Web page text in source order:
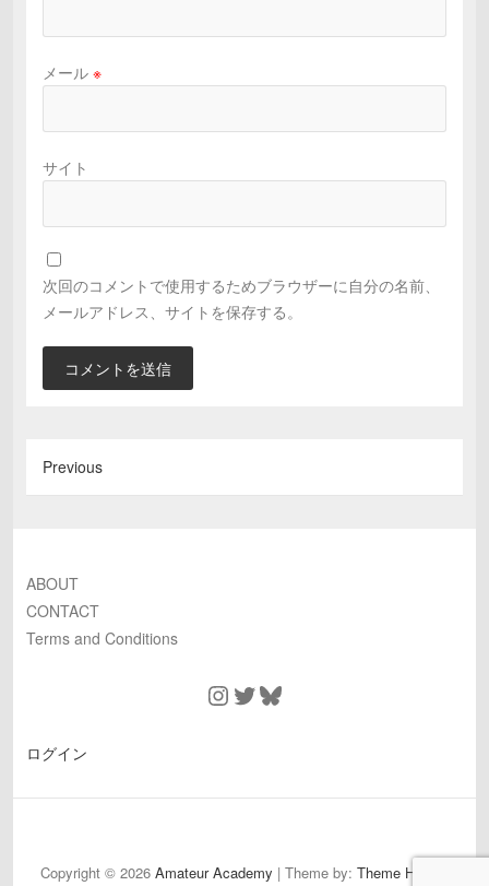
メール ※
サイト
次回のコメントで使用するためブラウザーに自分の名前、
メールアドレス、サイトを保存する。
Previous
ABOUT
CONTACT
Terms and Conditions
Instagram
TwitterBluesky
ログイン
and
Copyright © 2026 Amateur Academy | Theme by: Theme Horse